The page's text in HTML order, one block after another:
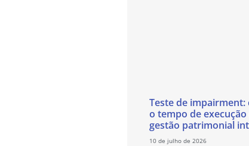
Teste de
o tempo de
gestão patrimonial
10 de julho de 2026